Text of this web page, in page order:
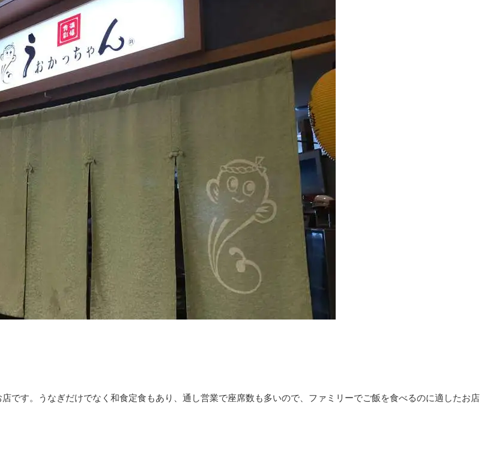
です。うなぎだけでなく和食定食もあり、通し営業で座席数も多いので、ファミリーでご飯を食べるのに適したお店